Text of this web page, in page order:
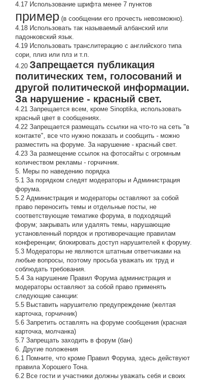
4.17 Использование шрифта менее 7 пунктов
пример (в сообщении его прочесть невозможно).
4.18 Использовать так называемый албанский или
падонковский язык.
4.19 Использовать транслитерацию с английского типа
сори, плиз или плз и т.п.
4.20Запрещается публикация
политических тем, голосований и
другой политической информации.
За нарушение - красный свет.
4.21 Запрещается всем, кроме Sinoptika, использовать
красный цвет в сообщениях.
4.22 Запрещается размещать ссылки на что-то на сеть "в
контакте", все что нужно показать и сообщить - можно
разместить на форуме. За нарушение - красный свет.
4.23 За размещение ссылок на фотосайты с огромным
количеством рекламы - горчичник.
5. Меры по наведению порядка
5.1 За порядком следят модераторы и Администрация
форума.
5.2 Администрация и модераторы оставляют за собой
право переносить темы и отдельные посты, не
соответствующие тематике форума, в подходящий
форум; закрывать или удалять темы, нарушающие
установленный порядок и противоречащие правилам
конференции; блокировать доступ нарушителей к форуму.
5.3 Модераторы не являются штатным ответчиками на
любые вопросы, поэтому просьба уважать их труд и
соблюдать требования.
5.4 За нарушение Правил Форума администрация и
модераторы оставляют за собой право применять
следующие санкции:
5.5 Выставить нарушителю предупреждение (желтая
карточка, горчичник)
5.6 Запретить оставлять на форуме сообщения (красная
карточка, молчанка)
5.7 Запрещать заходить в форум (бан)
6. Другие положения
6.1 Помните, что кроме Правил Форума, здесь действуют
правила Хорошего Тона.
6.2 Все гости и участники должны уважать себя и своих